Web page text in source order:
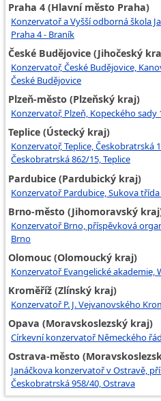
Praha 4 (Hlavní město Praha)
Konzervatoř a Vyšší odborná škola
Praha 4 - Braník
České Budějovice (Jihočeský
Konzervatoř, České Budějovice,
České Budějovice
Plzeň-město (Plzeňský kraj)
Konzervatoř, Plzeň, Kopeckého sady
Teplice (Ústecký kraj)
Konzervatoř, Teplice, Českobratrská
Českobratrská 862/15, Teplice
Pardubice (Pardubický kraj)
Konzervatoř Pardubice, Sukova
Brno-město (Jihomoravský
Konzervatoř Brno, příspěvková
Brno
Olomouc (Olomoucký kraj)
Konzervatoř Evangelické akademie,
Kroměříž (Zlínský kraj)
Konzervatoř P. J. Vejvanovského
Opava (Moravskoslezský kraj)
Církevní konzervatoř Německého
Ostrava-město
Janáčkova konzervatoř v Ostravě,
Českobratrská 958/40, Ostrava